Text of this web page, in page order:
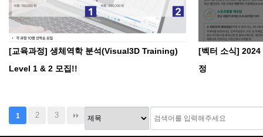
[교육과정] 생체역학 분석(Visual3D Training)
Level 1 & 2 모집!!
[벡터 소식] 2024
정
1 2 3